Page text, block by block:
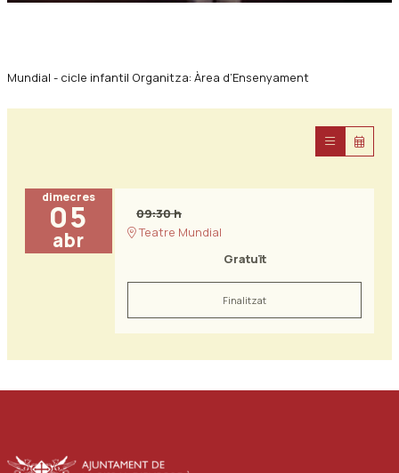
Mundial - cicle infantil Organitza: Àrea d’Ensenyament
dimecres
05
abr
09:30 h
Teatre Mundial
Gratuït
Finalitzat